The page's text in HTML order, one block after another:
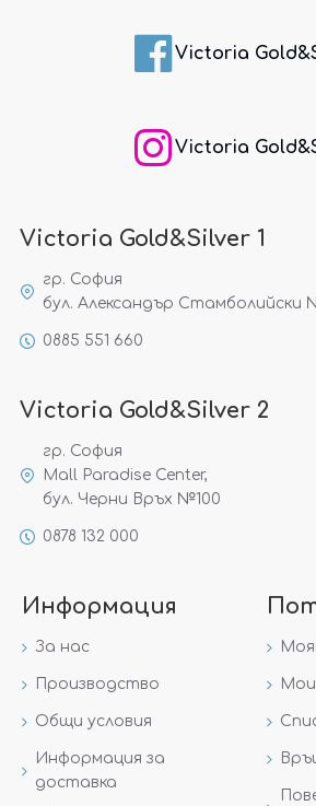
Victoria
Victoria
Victoria Gold&Silver 1
гр. София
бул. Александър Стамболийски
0885 551 660
Victoria Gold&Silver 2
гр. София
Mall Paradise Center,
бул. Черни Връх №100
0878 132 000
Информация
За нас
Производство
Общи условия
Информация за
доставка